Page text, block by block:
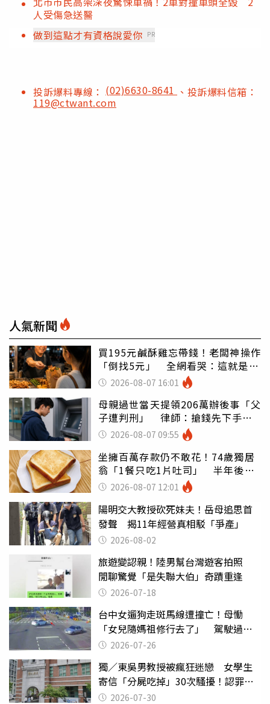
人受傷急送醫
做到這點才有資格說愛你 PR
投訴爆料專線： (02)6630-8641 、投訴爆料信箱：
119@ctwant.com
人氣新聞
買195元鹹酥雞忘帶錢！老闆神操作
「倒找5元」 全網看哭：這就是台
灣 2026-08-07 16:01
母親過世當天提領206萬辦後事「父
子遭判刑」 律師：搶錢先下手是
罪 2026-08-07 09:55
坐擁百萬存款仍不敢花！74歲獨居
翁「1餐只吃1片吐司」 半年後暴
瘦嚇壞女兒
2026-08-07 12:01
陽明交大教授砍死妹夫！岳母追思首
發聲 揭11年經營真相駁「爭產」
2026-08-02
旅遊變認親！陸男幫台灣遊客拍照
閒聊驚覺「是失聯大伯」奇蹟重逢
2026-07-18
台中女遛狗走斑馬線遭撞亡！母慟
「女兒隨媽祖修行去了」 駕駛過失
致死判9月
2026-07-26
獨／東吳男教授被瘋狂迷戀 女學生
寄信「分屍吃掉」30次騷擾！認罪免
關 2026-07-30